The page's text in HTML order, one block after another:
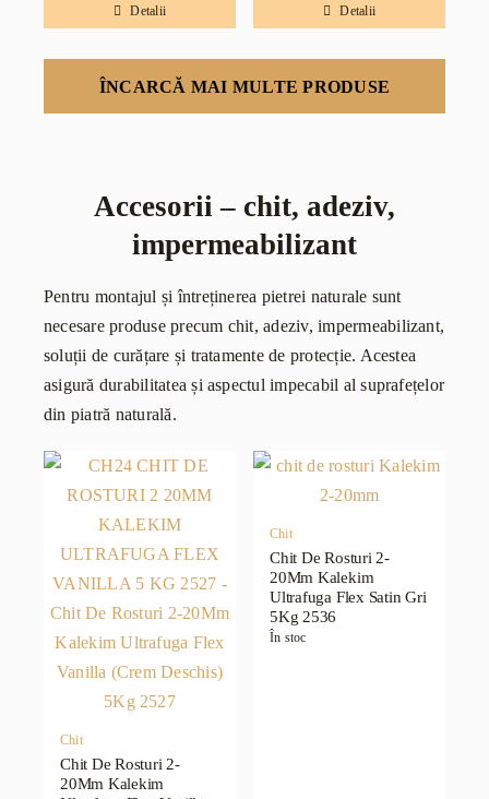
Detalii Detalii
ÎNCARCĂ MAI MULTE PRODUSE
Accesorii – chit, adeziv,
impermeabilizant
Pentru montajul și întreținerea pietrei naturale sunt
necesare produse precum chit, adeziv, impermeabilizant,
soluții de curățare și tratamente de protecție. Acestea
asigură durabilitatea și aspectul impecabil al suprafețelor
din piatră naturală.
Chit
Chit De Rosturi 2-
20Mm Kalekim
Chit
Chit De Rosturi 2-
20Mm Kalekim
Ultrafuga Flex Satin Gri
5Kg 2536
În stoc